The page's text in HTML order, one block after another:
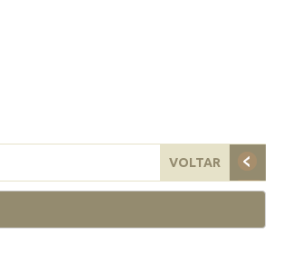
VOLTAR